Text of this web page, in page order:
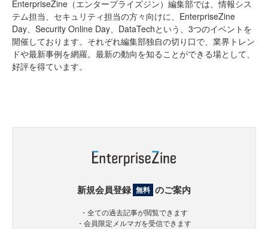
EnterpriseZine（エンタープライズジン）編集部では、情報シス
テム担当、セキュリティ担当の方々向けに、EnterpriseZine
Day、Security Online Day、DataTechという、3つのイベントを
開催しております。それぞれ編集部独自の切り口で、業界トレン
ドや最新事例を網羅。最新の動向を知ることができる場として、
好評を得ています。
新規会員登録 無料 のご案内
・全ての過去記事が閲覧できます
・会員限定メルマガを受信できます